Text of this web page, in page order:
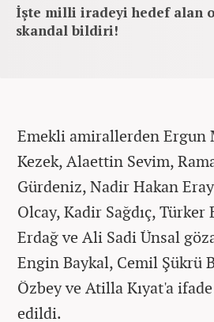
İşte milli iradeyi hedef alan o
skandal bildiri!
Emekli amirallerden Ergun
Kezek, Alaettin Sevim,
Gürdeniz, Nadir Hakan
Olcay, Kadir Sağdıç,
Erdağ ve Ali Sadi Ünsal
Engin Baykal, Cemil Şükrü
Özbey ve Atilla Kıyat'a
edildi.